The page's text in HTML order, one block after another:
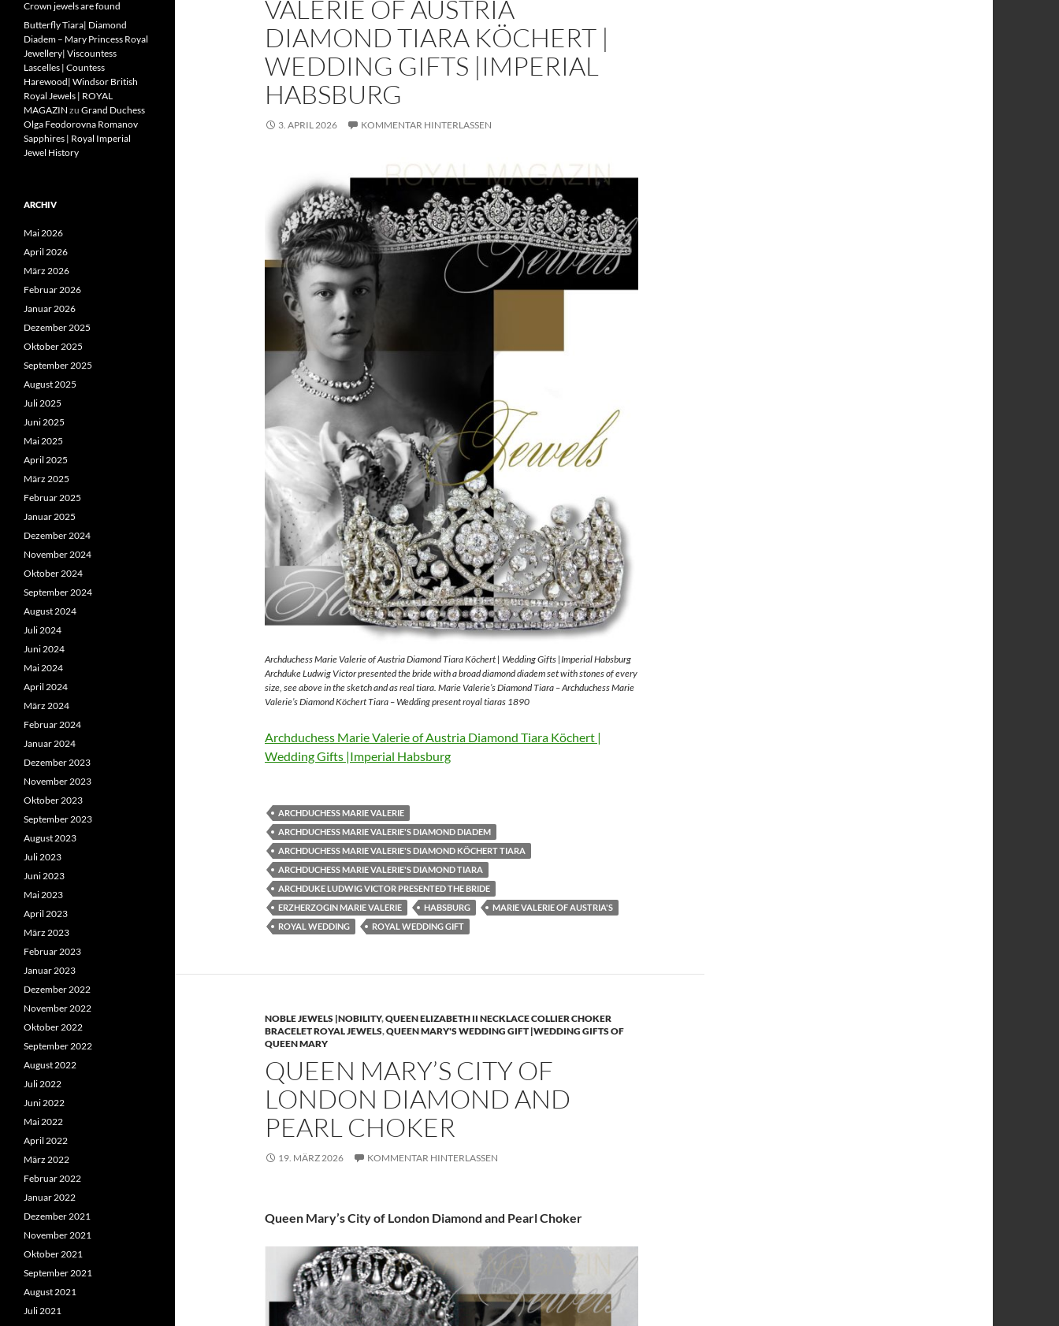
VALERIE OF AUSTRIA
DIAMOND TIARA KÖCHERT |
WEDDING GIFTS |IMPERIAL
HABSBURG
3. APRIL 2026 KOMMENTAR HINTERLASSEN
Archduchess Marie Valerie of Austria Diamond Tiara Köchert | Wedding Gifts |Imperial Habsburg
Archduke Ludwig Victor presented the bride with a broad diamond diadem set with stones of every
size, see above in the sketch and as real tiara. Marie Valerie’s Diamond Tiara – Archduchess Marie
Valerie’s Diamond Köchert Tiara – Wedding present royal tiaras 1890
Archduchess Marie Valerie of Austria Diamond Tiara Köchert |
Wedding Gifts |Imperial Habsburg
ARCHDUCHESS MARIE VALERIE
ARCHDUCHESS MARIE VALERIE'S DIAMOND DIADEM
ARCHDUCHESS MARIE VALERIE'S DIAMOND KÖCHERT TIARA
ARCHDUCHESS MARIE VALERIE'S DIAMOND TIARA
ARCHDUKE LUDWIG VICTOR PRESENTED THE BRIDE
ERZHERZOGIN MARIE VALERIE
HABSBURG
MARIE VALERIE OF AUSTRIA'S
ROYAL WEDDING
ROYAL WEDDING GIFT
NOBLE JEWELS |NOBILITY,QUEEN ELIZABETH II NECKLACE COLLIER CHOKER
BRACELET ROYAL JEWELS,QUEEN MARY'S WEDDING GIFT |WEDDING GIFTS OF
QUEEN MARY
QUEEN MARY’S CITY OF
LONDON DIAMOND AND
PEARL CHOKER
19. MÄRZ 2026 KOMMENTAR HINTERLASSEN
Queen Mary’s City of London Diamond and Pearl Choker
Crown jewels are found
Butterfly Tiara| Diamond
Diadem – Mary Princess Royal
Jewellery| Viscountess
Lascelles | Countess
Harewood| Windsor British
Royal Jewels | ROYAL
MAGAZIN zu Grand Duchess
Olga Feodorovna Romanov
Sapphires | Royal Imperial
Jewel History
ARCHIV
Mai 2026
April 2026
März 2026
Februar 2026
Januar 2026
Dezember 2025
Oktober 2025
September 2025
August 2025
Juli 2025
Juni 2025
Mai 2025
April 2025
März 2025
Februar 2025
Januar 2025
Dezember 2024
November 2024
Oktober 2024
September 2024
August 2024
Juli 2024
Juni 2024
Mai 2024
April 2024
März 2024
Februar 2024
Januar 2024
Dezember 2023
November 2023
Oktober 2023
September 2023
August 2023
Juli 2023
Juni 2023
Mai 2023
April 2023
März 2023
Februar 2023
Januar 2023
Dezember 2022
November 2022
Oktober 2022
September 2022
August 2022
Juli 2022
Juni 2022
Mai 2022
April 2022
März 2022
Februar 2022
Januar 2022
Dezember 2021
November 2021
Oktober 2021
September 2021
August 2021
Juli 2021